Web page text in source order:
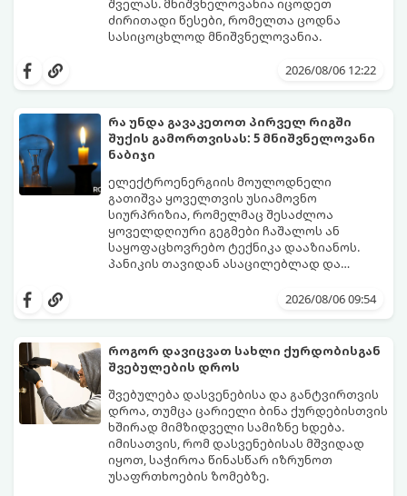
შველას. მნიშვნელოვანია იცოდეთ
ძირითადი წესები, რომელთა ცოდნა
სასიცოცხლოდ მნიშვნელოვანია.
2026/08/06 12:22
რა უნდა გავაკეთოთ პირველ რიგში
შუქის გამორთვისას: 5 მნიშვნელოვანი
ნაბიჯი
ელექტროენერგიის მოულოდნელი
გათიშვა ყოველთვის უსიამოვნო
სიურპრიზია, რომელმაც შესაძლოა
ყოველდღიური გეგმები ჩაშალოს ან
საყოფაცხოვრებო ტექნიკა დააზიანოს.
პანიკის თავიდან ასაცილებლად და
უზრუნველსაყოფად, მნიშვნელოვანია
რომლებიც შუქის ქრობისთანავე
2026/08/06 09:54
როგორ დავიცვათ სახლი ქურდობისგან
შვებულების დროს
შვებულება დასვენებისა და განტვირთვის
დროა, თუმცა ცარიელი ბინა ქურდებისთვის
ხშირად მიმზიდველი სამიზნე ხდება.
იმისათვის, რომ დასვენებისას მშვიდად
იყოთ, საჭიროა წინასწარ იზრუნოთ
უსაფრთხოების ზომებზე.